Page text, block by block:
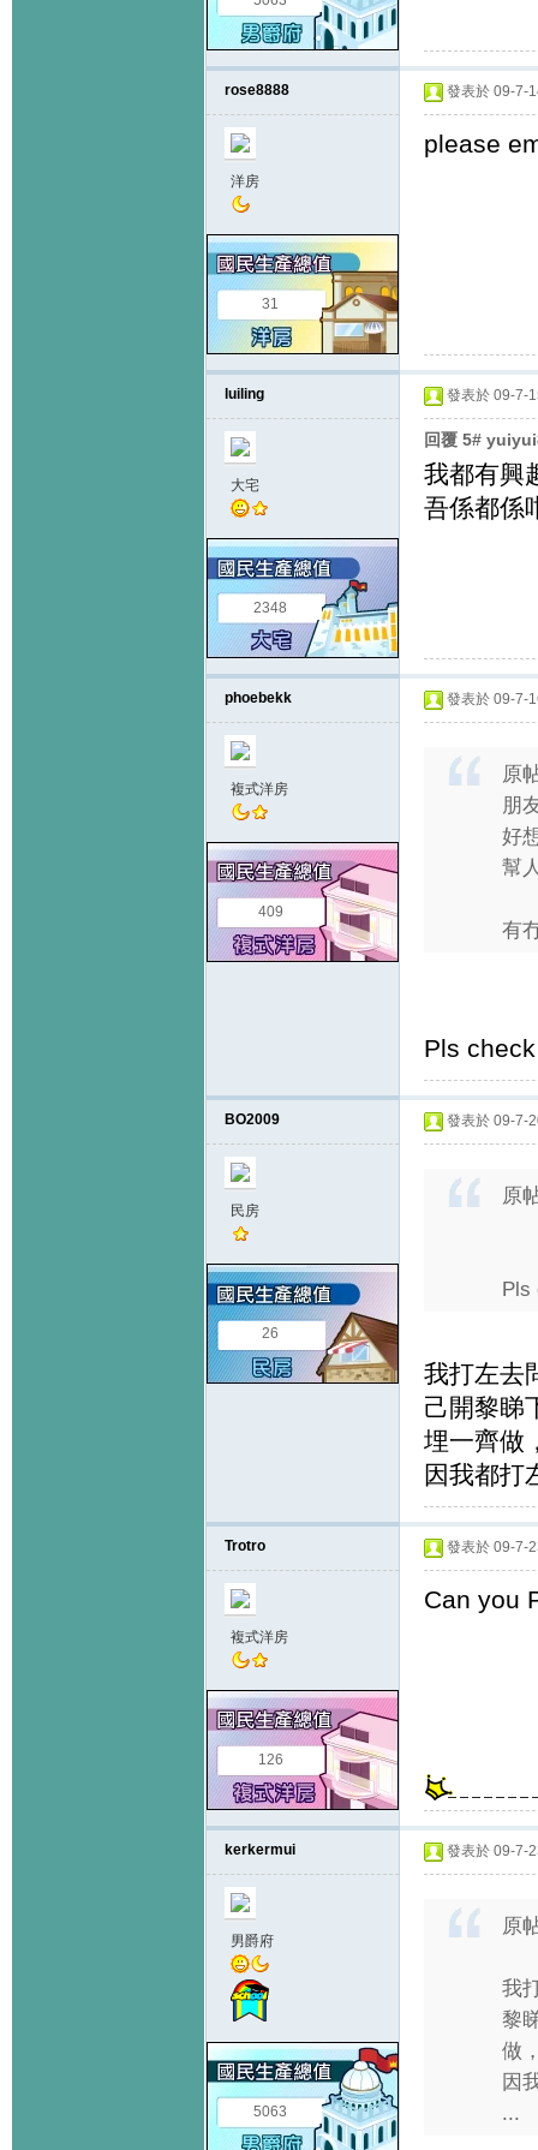
rose8888
洋房
31
發表於 09-7-
please
luiling
大宅
2348
發表於 09-7-
回覆 5#
我都有興
吾係都係
phoebekk
複式洋房
409
發表於 09-7-
原
朋
好
幫
有
Pls
BO2009
民房
26
發表於 09-7-
原
Pls
我打左去
己開黎睇
埋一齊做
因我都打
Trotro
複式洋房
126
發表於 09-7-
Can you
kerkermui
男爵府
5063
發表於 09-7-
原
我
黎
做
因
...